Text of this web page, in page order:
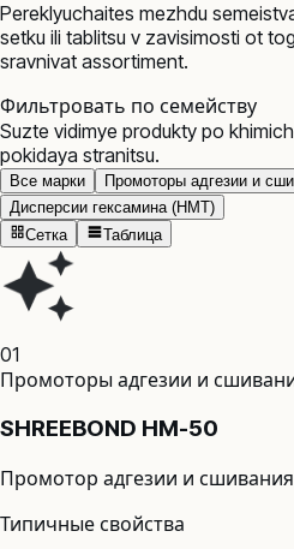
Pereklyuchaites mezhdu
setku ili tablitsu v zavisimosti ot
sravnivat assortiment.
Фильтровать по семейству
Suzte vidimye produkty po
pokidaya stranitsu.
Все марки
Промоторы адгезии и
Дисперсии гексамина (HMT)
Сетка
Таблица
01
Промоторы адгезии и
SHREEBOND HM-50
Промотор адгезии и сшивания
Типичные свойства